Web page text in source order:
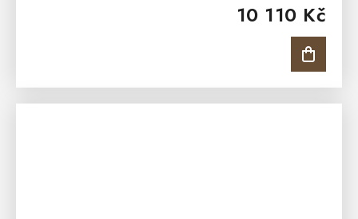
10 110 Kč
pohodné stolování v...